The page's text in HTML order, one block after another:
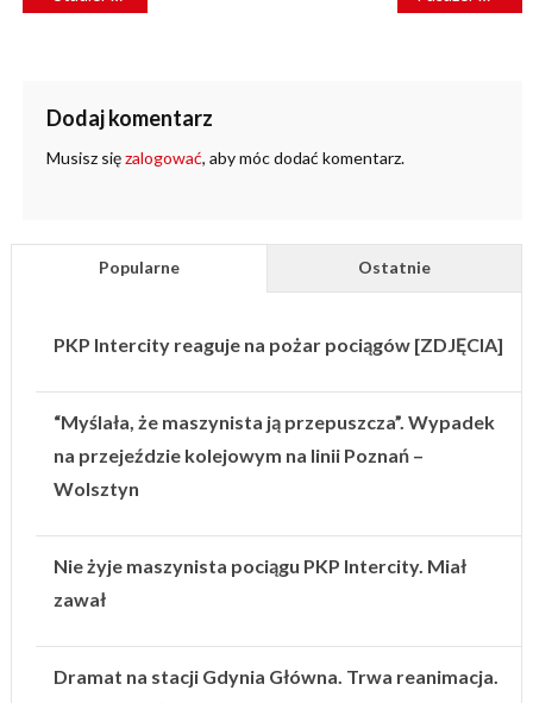
Dodaj komentarz
Musisz sięzalogować, aby móc dodać komentarz.
Popularne Ostatnie
PKP Intercity reaguje na pożar pociągów [ZDJĘCIA]
“Myślała, że maszynista ją przepuszcza”. Wypadek
na przejeździe kolejowym na linii Poznań –
Wolsztyn
Nie żyje maszynista pociągu PKP Intercity. Miał
zawał
Dramat na stacji Gdynia Główna. Trwa reanimacja.